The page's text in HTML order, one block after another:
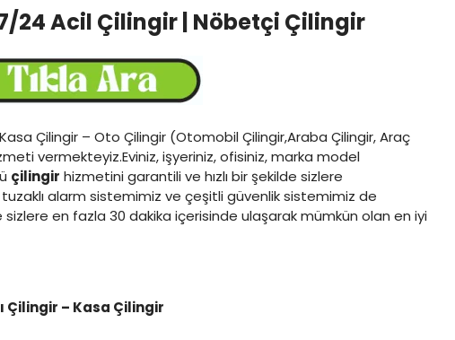
7/24 Acil Çilingir | Nöbetçi Çilingir
Çilingir – Oto Çilingir (Otomobil Çilingir,Araba Çilingir, Araç
vermekteyiz.Eviniz, işyeriniz, ofisiniz, marka model
çilingir hizmetini garantili ve hızlı bir şekilde sizlere
tuzaklı alarm sistemimiz ve çeşitli güvenlik sistemimiz de
en fazla 30 dakika içerisinde ulaşarak mümkün olan en iyi
Çilingir – Kasa Çilingir